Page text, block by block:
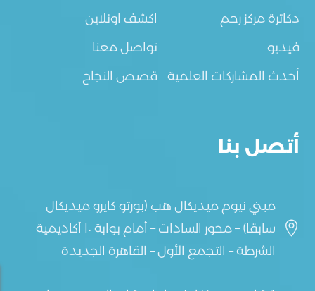
أتصل بنا

مبني نيوم ميديكال هب (بورتو كايرو ميديكال
سابقا) – محور السادات – أمام بوابة ١٠ أكاديمية
الشرطة – التجمع الأول – القاهرة الجديدة
دكاترة مركز رحم
اكشف اونلاين
فيديو
تواصل معنا
أحدث المشاركات العلمية
قصص النجاح